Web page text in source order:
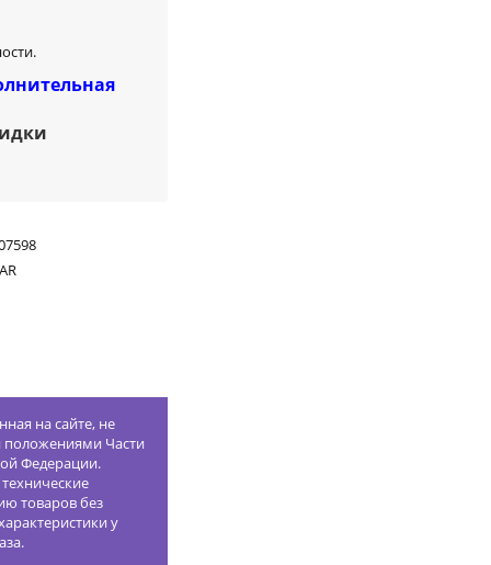
на сайте, не
положениями Части
Федерации.
товаров без
у